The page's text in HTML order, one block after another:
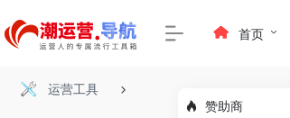
运营工具
首页
赞助商